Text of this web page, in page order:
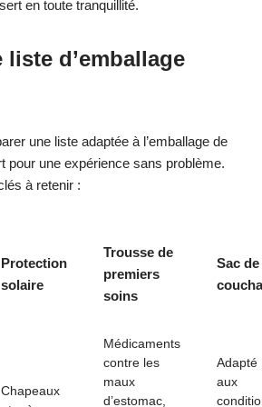
en toute tranquillité.
liste d’emballage
une liste adaptée à l’emballage de
pour une expérience sans problème.
à retenir :
Protection
solaire
Trousse de
premiers
soins
Sac de
Chapeaux
Médicaments
contre les
maux
d’estomac,
Adapté
aux